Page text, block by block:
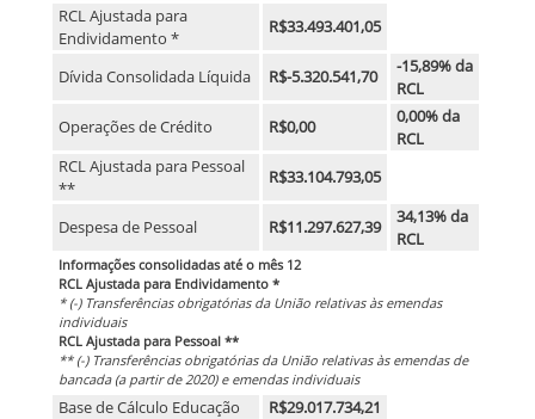
RCL Ajustada para
Endividamento *
R$33.493.401,05
Dívida Consolidada Líquida R$-5.320.541,70
-15,89% da
RCL
Operações de Crédito
R$0,00
0,00% da
RCL
RCL Ajustada para Pessoal
**
R$33.104.793,05
Despesa de Pessoal R$11.297.627,39
34,13% da
RCL
Informações consolidadas até o mês 12
RCL Ajustada para Endividamento *
* (-) Transferências obrigatórias da União relativas às emendas
individuais
RCL Ajustada para Pessoal **
** (-) Transferências obrigatórias da União relativas às emendas de
bancada (a partir de 2020) e emendas individuais
Base de Cálculo Educação
R$29.017.734,21